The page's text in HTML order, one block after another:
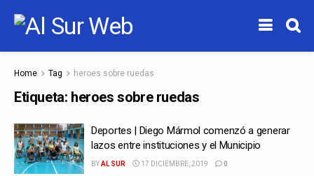
Home Tag heroes sobre ruedas
Etiqueta: heroes sobre ruedas
Deportes | Diego Mármol comenzó a generar
lazos entre instituciones y el Municipio
BYAL SUR 17 DICIEMBRE, 2019 0